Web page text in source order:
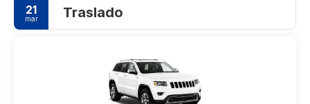
21
mar Traslado